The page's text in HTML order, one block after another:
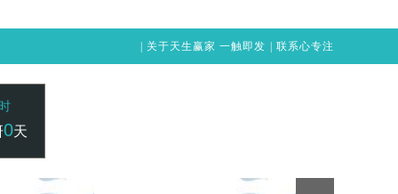
关于天生赢家 一触即发 联系心专注
0天